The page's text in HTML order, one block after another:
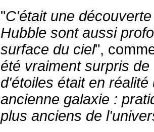
"C'était une
Hubble sont aussi
surface du ciel",
été vraiment surpris
d'étoiles était en
ancienne galaxie :
plus anciens de